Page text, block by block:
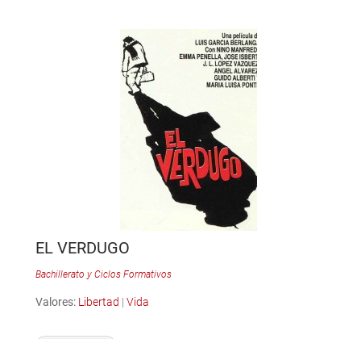
EL VERDUGO
Bachillerato y Ciclos Formativos
Valores: Libertad | Vida